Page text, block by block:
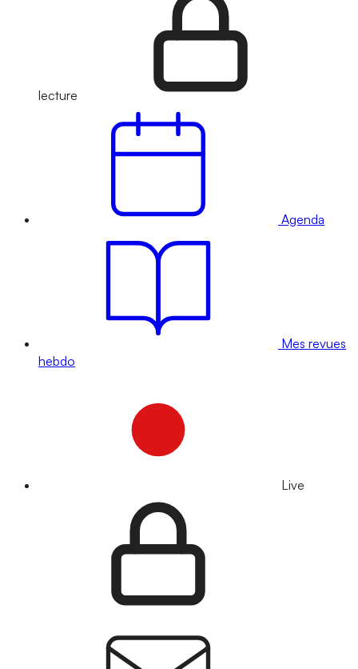
lecture
Agenda
Mes revues
hebdo
Live